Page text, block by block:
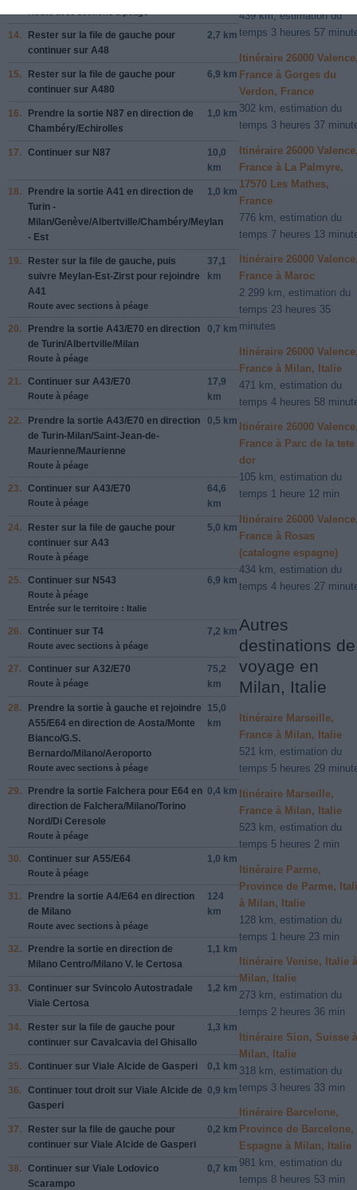
14. Rester sur la file de gauche pour
continuer sur A48
2,7 km
15. Rester sur la file de gauche pour
continuer sur A480
6,9 km
16. Prendre la sortie N87 en direction de
Chambéry/Echirolles
1,0 km
17. Continuer sur N87
10,0
km
18. Prendre la sortie A41 en direction de
Turin -
Milan/Genève/Albertville/Chambéry/Meylan
- Est
1,0 km
19. Rester sur la file de gauche, puis
suivre Meylan-Est-Zirst pour rejoindre
A41
Route avec sections à péage
37,1
km
20. Prendre la sortie A43/E70 en direction
de Turin/Albertville/Milan
Route à péage
0,7 km
21. Continuer sur A43/E70
Route à péage
17,9
km
22. Prendre la sortie A43/E70 en direction
de Turin-Milan/Saint-Jean-de-
Maurienne/Maurienne
Route à péage
0,5 km
23. Continuer sur A43/E70
Route à péage
64,6
km
24. Rester sur la file de gauche pour
continuer sur A43
Route à péage
5,0 km
25. Continuer sur N543
Route à péage
Entrée sur le territoire : Italie
6,9 km
26. Continuer sur T4
Route avec sections à péage
7,2 km
27. Continuer sur A32/E70
Route à péage
75,2
km
28. Prendre la sortie à gauche et rejoindre
A55/E64 en direction de Aosta/Monte
Bianco/G.S.
Bernardo/Milano/Aeroporto
Route avec sections à péage
15,0
km
29. Prendre la sortie Falchera pour E64 en
direction de Falchera/Milano/Torino
Nord/Di Ceresole
Route à péage
0,4 km
30. Continuer sur A55/E64
Route à péage
1,0 km
31. Prendre la sortie A4/E64 en direction
de Milano
Route avec sections à péage
124
km
32.
Prendre la sortie en direction de
Milano Centro/Milano V. le Certosa
1,1 km
33. Continuer sur Svincolo Autostradale
Viale Certosa
1,2 km
34. Rester sur la file de gauche pour
continuer sur Cavalcavia del Ghisallo
1,3 km
35. Continuer sur Viale Alcide de Gasperi 0,1 km
36. Continuer tout droit sur Viale Alcide de
Gasperi
0,9 km
37. Rester sur la file de gauche pour
continuer sur Viale Alcide de Gasperi
0,2 km
38. Continuer sur Viale Lodovico
Scarampo
0,7 km
439 km, estimation du
temps 3 heures 57
Itinéraire 26000
France à Gorges du
Verdon, France
302 km, estimation du
temps 3 heures 37
Itinéraire 26000
France à La Palmyre,
17570 Les Mathes,
France
776 km, estimation du
temps 7 heures 13
Itinéraire 26000
France à Maroc
2 299 km, estimation du
temps 23 heures 35
minutes
Itinéraire 26000
France à Milan, Italie
471 km, estimation du
temps 4 heures 58
Itinéraire 26000
France à Parc de la tete
dor
105 km, estimation du
temps 1 heure 12 min
Itinéraire 26000
France à Rosas
(catalogne espagne)
434 km, estimation du
temps 4 heures 27
Autres
destinations de
voyage en
Milan, Italie
Itinéraire Marseille,
France à Milan, Italie
521 km, estimation du
temps 5 heures 29
Itinéraire Marseille,
France à Milan, Italie
523 km, estimation du
temps 5 heures 2 min
Itinéraire Parme,
Province de Parme,
à Milan, Italie
128 km, estimation du
temps 1 heure 23 min
Itinéraire Venise, Italie à
Milan, Italie
273 km, estimation du
temps 2 heures 36 min
Itinéraire Sion, Suisse à
Milan, Italie
318 km, estimation du
temps 3 heures 33 min
Itinéraire Barcelone,
Province de Barcelone,
Espagne à Milan, Italie
981 km, estimation du
temps 8 heures 53 min